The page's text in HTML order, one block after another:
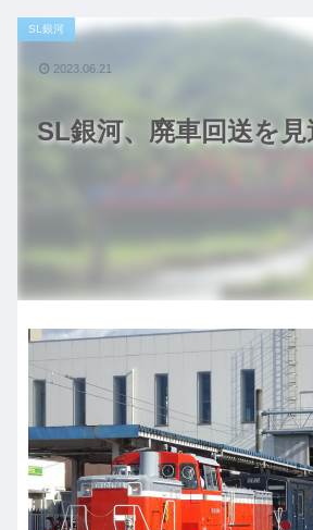
SL銀河、廃車回送を見
SL銀河
2023.06.21